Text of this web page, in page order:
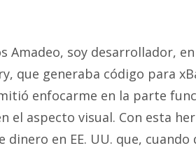
Amadeo, soy desarrollador,
que generaba código para
enfocarme en la parte
el aspecto visual. Con esta
en EE. UU. que,